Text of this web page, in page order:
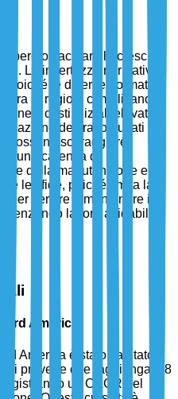
ostacolare la crescita
Le incertezze normative
poiché le diverse normative
tra le regioni complicano il
I costi iniziali elevati
dei trattori usati per
possono scoraggiare
una carenza di
della manutenzione e
le sfide, poiché limita la
per servire e mantenere i
la loro affidabilità
America
America è stato valutato a
si prevede che raggiunga 6,8
un CAGR del